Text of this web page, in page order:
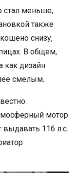
стал меньше,
также
снизу,
В общем,
как дизайн
смелым.
мотор
выдавать 116 л.с.